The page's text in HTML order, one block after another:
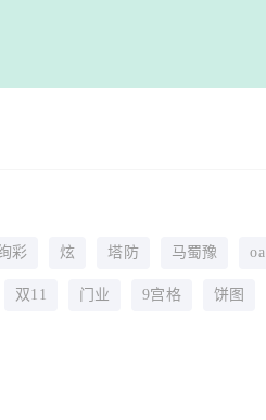
彩 炫 塔防 马蜀豫 oa
双11 门业 9宫格 饼图